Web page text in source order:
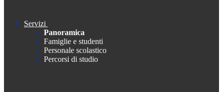
Servizi
Panoramica
Famiglie e studenti
Personale scolastico
Percorsi di studio